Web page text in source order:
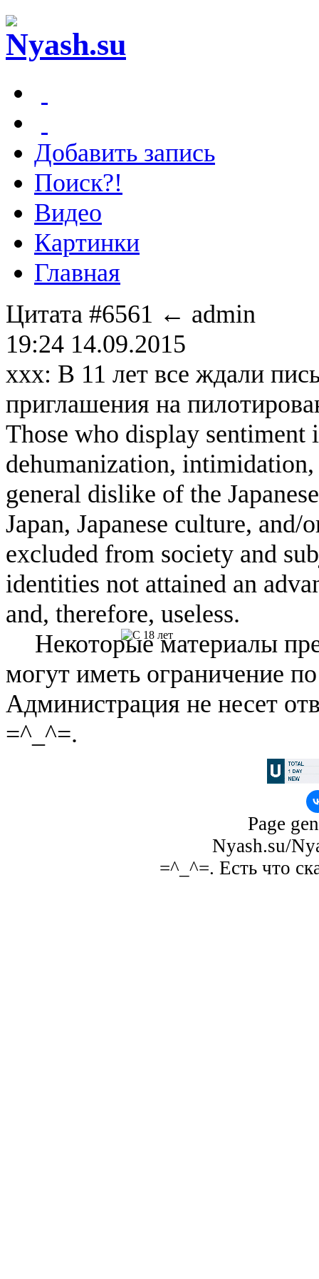
Добавить запись
Поиск?!
Видео
Картинки
Главная
Цитата #6561 ← admin
19:24 14.09.2015
xxx: В 11 лет все ждали
приглашения на
Those who display
dehumanization,
general dislike of the
Japan, Japanese culture, and/
excluded from society and
identities not attained an
and, therefore, useless.
Некоторые материалы
могут иметь ограничение
Администрация не несет
=^_^=.
Page
Nyash.su/
=^_^=. Есть что